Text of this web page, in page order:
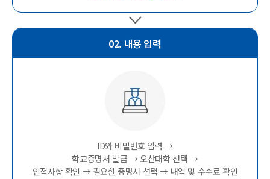
02. 내용 입력
ID와 비밀번호 입력 →
학교증명서 발급 →오산대학 선택 →
인적사항 확인 → 필요한 증명서 선택 → 내역 및 수수료 확인